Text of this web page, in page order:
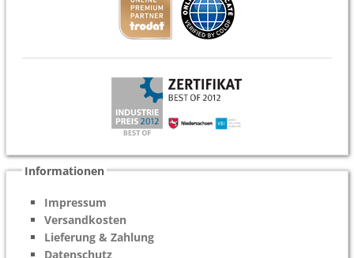
Informationen
Impressum
Versandkosten
Lieferung & Zahlung
Datenschutz